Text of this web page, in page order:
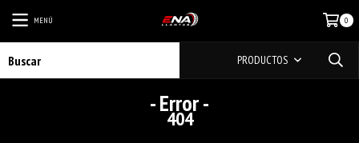
MENÚ 0
PRODUCTOS
- Error -
404